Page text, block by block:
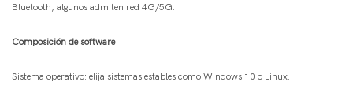
Bluetooth, algunos admiten red 4G/5G. ​
Composición de software
Sistema operativo: elija sistemas estables como Windows 10 o Linux. ​